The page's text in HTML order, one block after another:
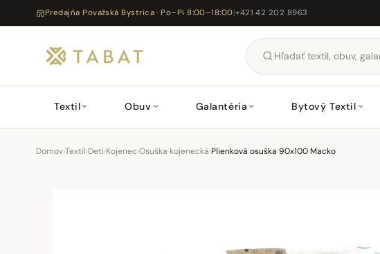
Predajňa Považská Bystrica · Po–Pi 8:00–18:00|+421 42 202 8963
Textil Obuv Galantéria Bytový Textil
Domov›Textil›Deti›Kojenec›Osuška kojenecká›Plienková osuška 90x100 Macko